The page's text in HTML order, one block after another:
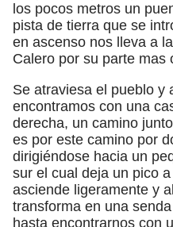
los pocos metros un
pista de tierra que se
en ascenso nos lleva a
Calero por su parte mas
Se atraviesa el pueblo y
encontramos con una
derecha, un camino
es por este camino por
dirigiéndose hacia un
sur el cual deja un pico
asciende ligeramente y
transforma en una
hasta encontrarnos con